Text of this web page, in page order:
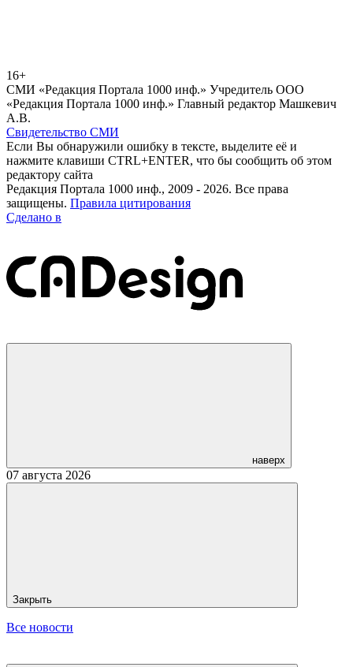
16+
СМИ «Редакция Портала 1000 инф.» Учредитель ООО
«Редакция Портала 1000 инф.» Главный редактор Машкевич
А.В.
Свидетельство СМИ
Если Вы обнаружили ошибку в тексте, выделите её и
нажмите клавиши CTRL+ENTER, что бы сообщить об этом
редактору сайта
Редакция Портала 1000 инф., 2009 - 2026. Все права
защищены. Правила цитирования
Сделано в
наверх
07 августа 2026
Закрыть
Все новости